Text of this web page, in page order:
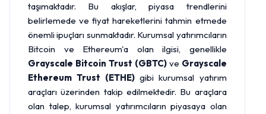
taşımaktadır. Bu akışlar, piyasa trendlerini
belirlemede ve fiyat hareketlerini tahmin etmede
önemli ipuçları sunmaktadır. Kurumsal yatırımcıların
Bitcoin ve Ethereum'a olan ilgisi, genellikle
Grayscale Bitcoin Trust (GBTC)ve Grayscale
Ethereum Trust (ETHE) gibi kurumsal yatırım
araçları üzerinden takip edilmektedir. Bu araçlara
olan talep, kurumsal yatırımcıların piyasaya olan